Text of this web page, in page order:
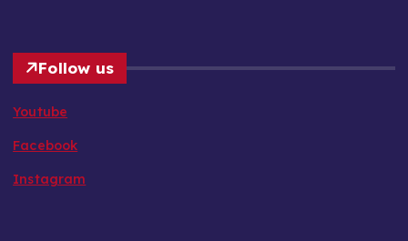
Follow us
Youtube
Facebook
Instagram